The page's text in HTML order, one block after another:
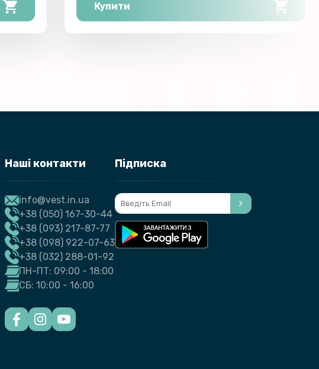
Купити
Наші контакти
info@vest.in.ua
+38 (050) 167-30-44
+38 (093) 217-87-77
+38 (098) 922-07-63
+38 (032) 288-01-92
ПН-ПТ: 09:00 - 18:00
СБ: 10:00 - 16:00
Підписка